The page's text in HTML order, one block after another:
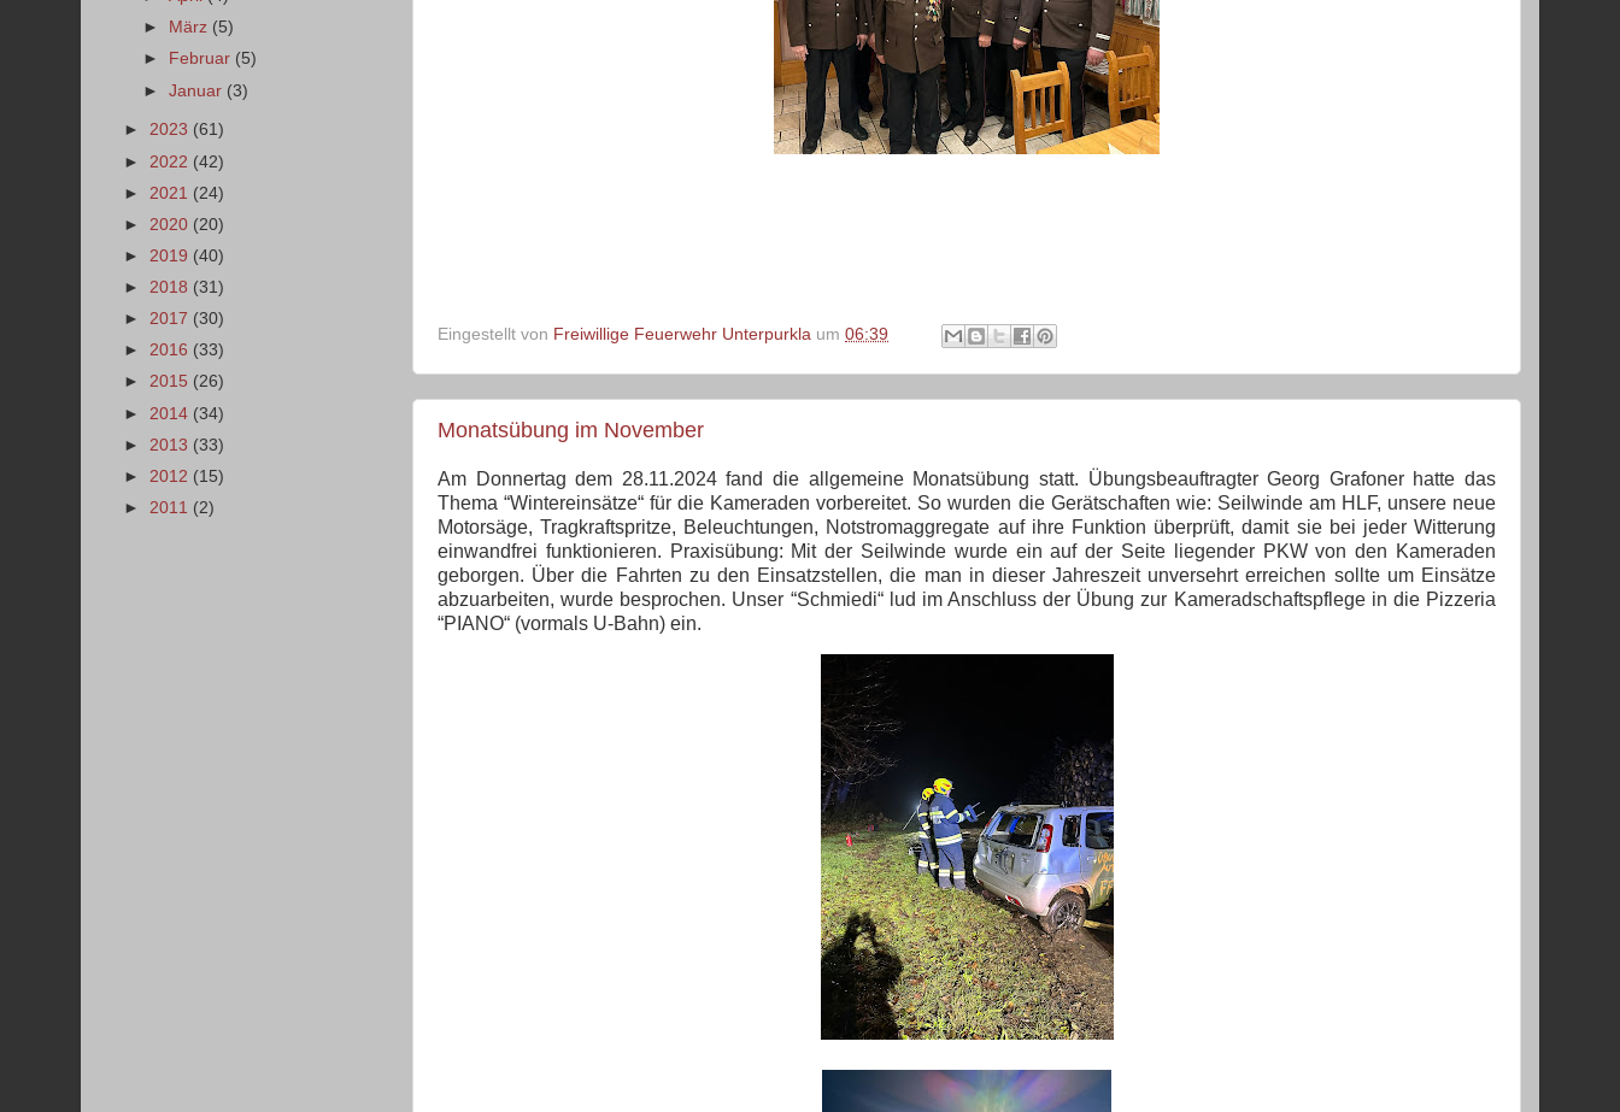
Eingestellt von Freiwillige Feuerwehr Unterpurkla um 06:39
Monatsübung im November
Am Donnertag dem 28.11.2024 fand die allgemeine Monatsübung statt. Übungsbeauftragter Georg Grafoner hatte das
Thema “Wintereinsätze“ für die Kameraden vorbereitet. So wurden die Gerätschaften wie: Seilwinde am HLF, unsere neue
Motorsäge, Tragkraftspritze, Beleuchtungen, Notstromaggregate auf ihre Funktion überprüft, damit sie bei jeder Witterung
einwandfrei funktionieren. Praxisübung: Mit der Seilwinde wurde ein auf der Seite liegender PKW von den Kameraden
geborgen. Über die Fahrten zu den Einsatzstellen, die man in dieser Jahreszeit unversehrt erreichen sollte um Einsätze
abzuarbeiten, wurde besprochen. Unser “Schmiedi“ lud im Anschluss der Übung zur Kameradschaftspflege in die Pizzeria
“PIANO“ (vormals U-Bahn) ein.
►
März (5)
►
Februar (5)
►Januar (3)
► 2023 (61)
► 2022 (42)
► 2021 (24)
► 2020 (20)
► 2019 (40)
► 2018 (31)
► 2017 (30)
► 2016 (33)
► 2015 (26)
► 2014 (34)
► 2013 (33)
► 2012 (15)
► 2011 (2)